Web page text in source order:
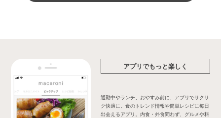
アプリでもっと楽しく
通勤中やランチ、おやすみ前に、アプリでサクサ
ク快適に。食のトレンド情報や簡単レシピに毎日
出会えるアプリ。内食・外食問わず、グルメや料